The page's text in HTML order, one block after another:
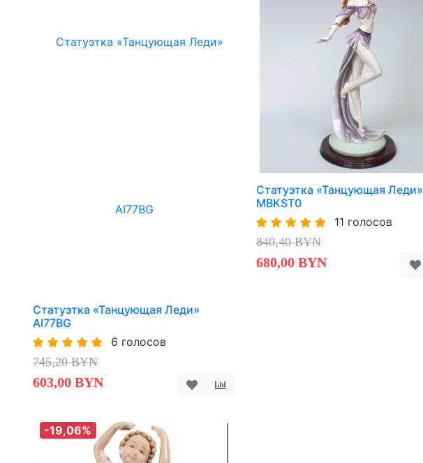
Статуэтка «Танцующая Леди»
AI77BG
6 голосов
745,20 BYN
603,00 BYN
Статуэтка «Танцующая Леди»
MBKST0
11 голосов
840,40 BYN
680,00 BYN
-19,06%